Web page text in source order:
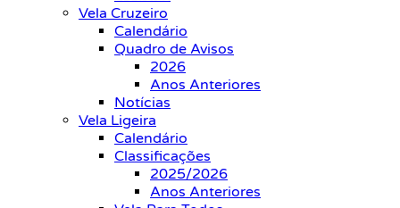
Vela Cruzeiro
Calendário
Quadro de Avisos
2026
Anos Anteriores
Notícias
Vela Ligeira
Calendário
Classificações
2025/2026
Anos Anteriores